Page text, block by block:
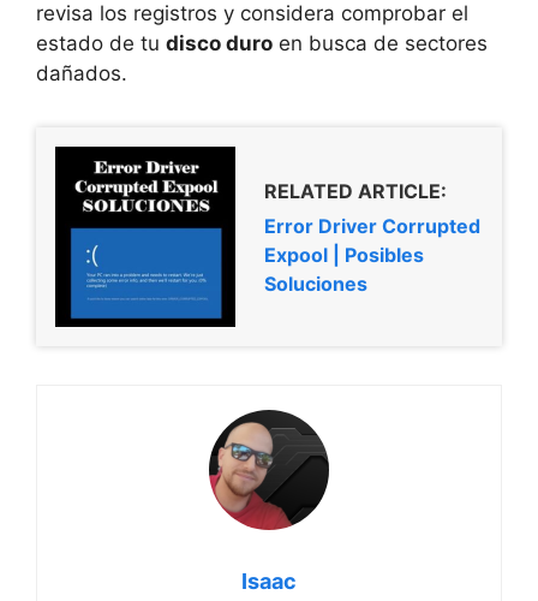
revisa los registros y considera comprobar el
estado de tu disco duro en busca de sectores
dañados.
RELATED ARTICLE:
Error Driver Corrupted
Expool | Posibles
Soluciones
Isaac